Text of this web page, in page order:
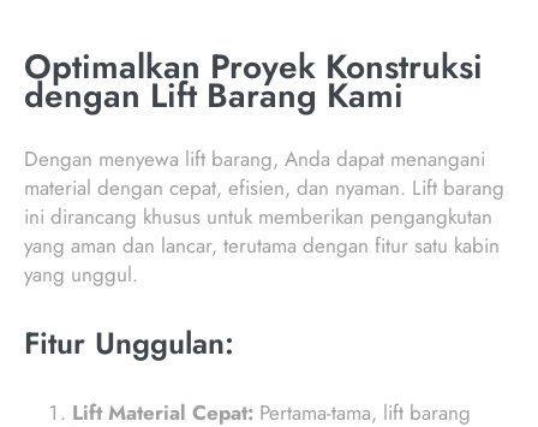
Optimalkan Proyek Konstruksi
dengan Lift Barang Kami
Dengan menyewa lift barang, Anda dapat menangani
material dengan cepat, efisien, dan nyaman. Lift barang
ini dirancang khusus untuk memberikan pengangkutan
yang aman dan lancar, terutama dengan fitur satu kabin
yang unggul.
Fitur Unggulan:
Lift Material Cepat: Pertama-tama, lift barang